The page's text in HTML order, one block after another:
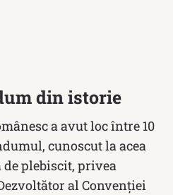
din istorie
a avut loc între 10
cunoscut la acea
plebiscit, privea
al Convenției